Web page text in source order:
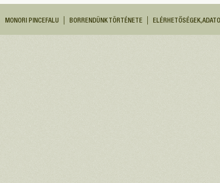
MONORI PINCEFALU BORRENDÜNK TÖRTÉNETE ELÉRHETŐSÉGEK,